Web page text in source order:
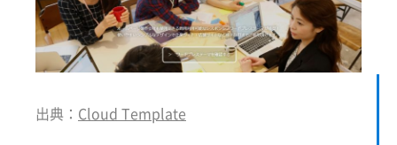
出典： Cloud Template